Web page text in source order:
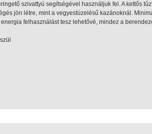
szivattyú segítségével használjuk fel. A kettős
jön létre, mint a vegyestüzelésű kazánoknál.
felhasználást tesz lehetővé, mindez a